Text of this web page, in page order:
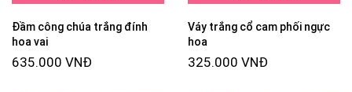
Đầm công chúa trắng đính
hoa vai
635.000 VNĐ
Váy trắng cổ cam phối ngực
hoa
325.000 VNĐ